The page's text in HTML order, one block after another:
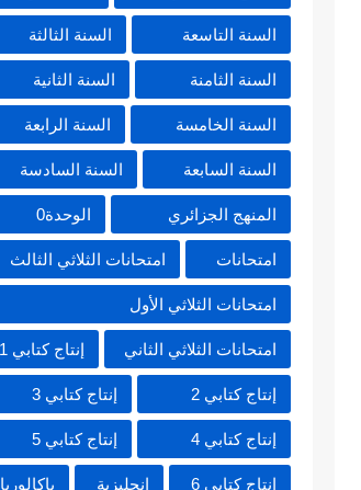
السنة التاسعة السنة الثالثة
السنة الثامنة السنة الثانية
السنة الخامسة السنة الرابعة
السنة السابعة السنة السادسة
المنهج الجزائري الوحدة0
امتحانات امتحانات الثلاثي الثالث
امتحانات الثلاثي الأول
امتحانات الثلاثي الثاني إنتاج كتابي 1
إنتاج كتابي 2 إنتاج كتابي 3
إنتاج كتابي 4 إنتاج كتابي 5
إنتاج كتابي 6 انجليزية باكالوريا